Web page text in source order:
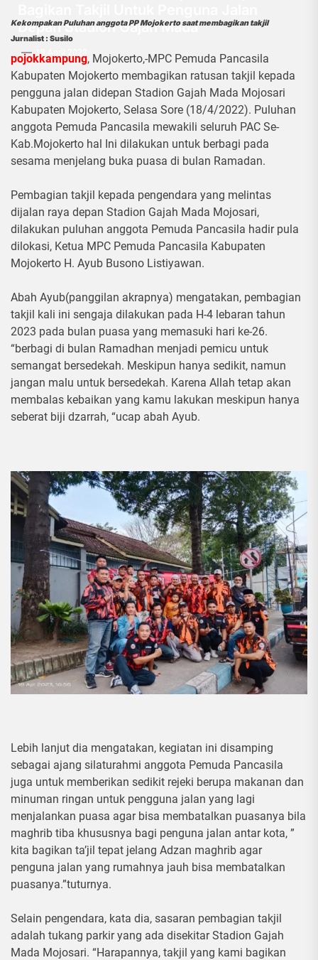
Depan Stadion Gajah Mada
19 April 2023
Kekompakan Puluhan anggota PP Mojokerto saat membagikan takjil
Jurnalist : Susilo
pojokkampung, Mojokerto,-MPC Pemuda Pancasila
Kabupaten Mojokerto membagikan ratusan takjil kepada
pengguna jalan didepan Stadion Gajah Mada Mojosari
Kabupaten Mojokerto, Selasa Sore (18/4/2022). Puluhan
anggota Pemuda Pancasila mewakili seluruh PAC Se-
Kab.Mojokerto hal Ini dilakukan untuk berbagi pada
sesama menjelang buka puasa di bulan Ramadan.
Pembagian takjil kepada pengendara yang melintas
dijalan raya depan Stadion Gajah Mada Mojosari,
dilakukan puluhan anggota Pemuda Pancasila hadir pula
dilokasi, Ketua MPC Pemuda Pancasila Kabupaten
Mojokerto H. Ayub Busono Listiyawan.
Abah Ayub(panggilan akrapnya) mengatakan, pembagian
takjil kali ini sengaja dilakukan pada H-4 lebaran tahun
2023 pada bulan puasa yang memasuki hari ke-26.
“berbagi di bulan Ramadhan menjadi pemicu untuk
semangat bersedekah. Meskipun hanya sedikit, namun
jangan malu untuk bersedekah. Karena Allah tetap akan
membalas kebaikan yang kamu lakukan meskipun hanya
seberat biji dzarrah, “ucap abah Ayub.
Lebih lanjut dia mengatakan, kegiatan ini disamping
sebagai ajang silaturahmi anggota Pemuda Pancasila
juga untuk memberikan sedikit rejeki berupa makanan dan
minuman ringan untuk pengguna jalan yang lagi
menjalankan puasa agar bisa membatalkan puasanya bila
maghrib tiba khususnya bagi penguna jalan antar kota, ”
kita bagikan ta’jil tepat jelang Adzan maghrib agar
penguna jalan yang rumahnya jauh bisa membatalkan
puasanya.”tuturnya.
Selain pengendara, kata dia, sasaran pembagian takjil
adalah tukang parkir yang ada disekitar Stadion Gajah
Mada Mojosari. “Harapannya, takjil yang kami bagikan